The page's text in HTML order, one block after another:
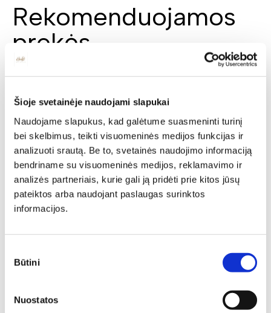
Šioje svetainėje naudojami slapukai
Naudojame slapukus, kad galėtume suasmeninti turinį
bei skelbimus, teikti visuomeninės medijos funkcijas ir
analizuoti srautą. Be to, svetainės naudojimo informaciją
bendriname su visuomeninės medijos, reklamavimo ir
analizės partneriais, kurie gali ją pridėti prie kitos jūsų
pateiktos arba naudojant paslaugas surinktos
informacijos.
pasirinkimas
Būtini
Nuostatos
Rekomenduojamos
prekės
N
Lova SIERRA 160 VELVET
Ilgis: 213 cm, Plotis: 166 cm,
Aukštis: 91 cm
Yra kelių spalvų
N
Lova KUGA LSBK 140
Ilgis: 210 cm, Plotis: 164 cm,
Aukštis: 114 cm
Yra kelių spalvų